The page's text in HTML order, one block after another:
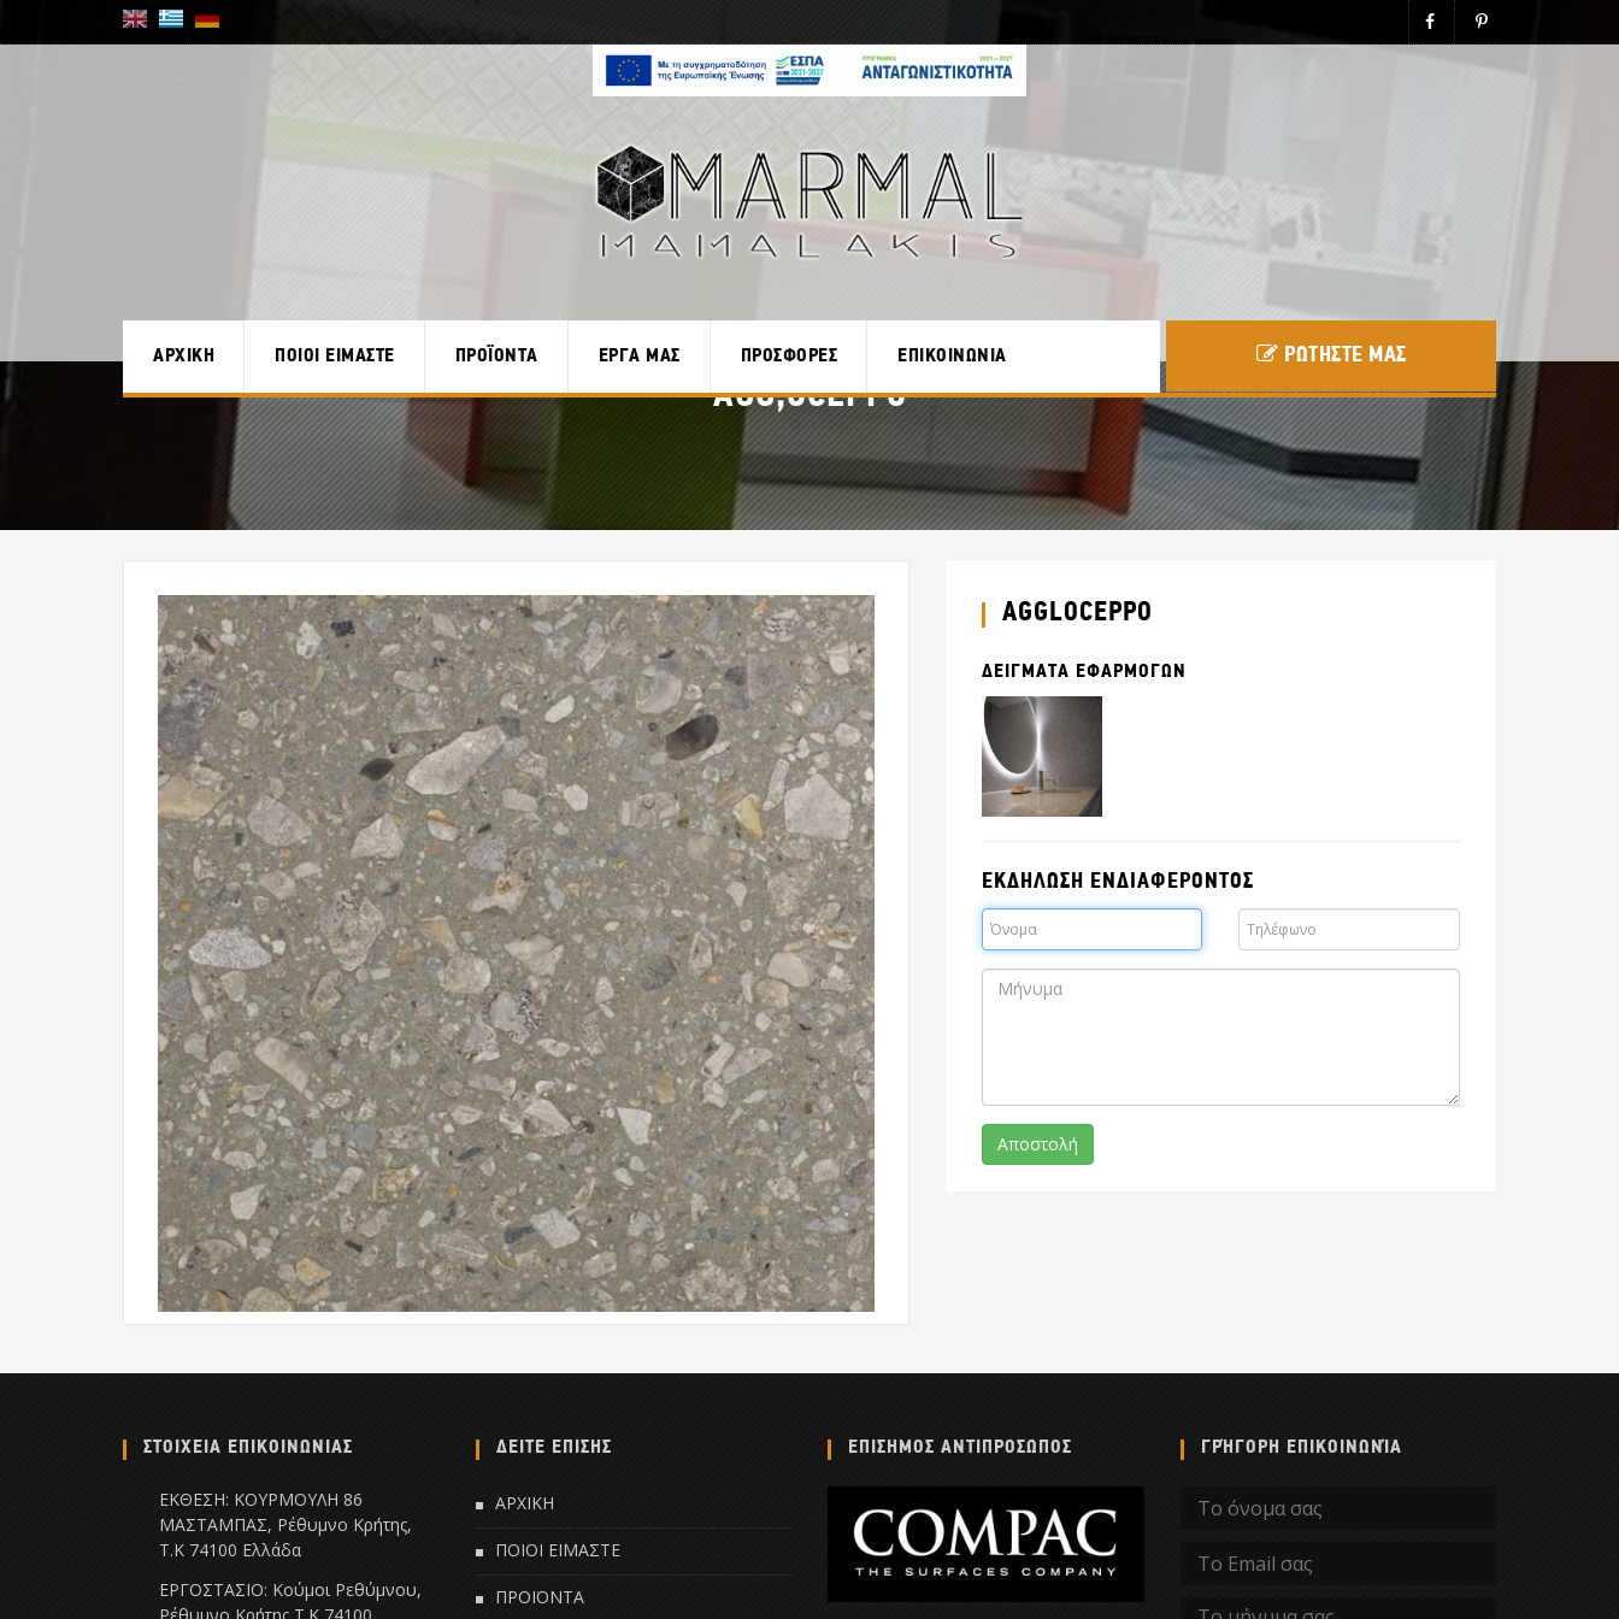
ΑΡΧΙΚΗ ΠΟΙΟΙ ΕΙΜΑΣΤΕ ΠΡΟΪΟΝΤΑ ΕΡΓΑ ΜΑΣ ΠΡΟΣΦΟΡΕΣ ΕΠΙΚΟΙΝΩΝΙΑ ΡΩΤΗΣΤΕ ΜΑΣ
AGG;OCEPPO
AGGLOCEPPO
ΔΕΙΓΜΑΤΑ ΕΦΑΡΜΟΓΩΝ
ΕΚΔΗΛΩΣΗ ΕΝΔΙΑΦΕΡΟΝΤΟΣ
ΣΤΟΙΧΕΙΑ ΕΠΙΚΟΙΝΩΝΙΑΣ
ΕΚΘΕΣΗ: ΚΟΥΡΜΟΥΛΗ 86
ΜΑΣΤΑΜΠΑΣ, Ρέθυμνο Κρήτης,
Τ.Κ 74100 Ελλάδα
ΕΡΓΟΣΤΑΣΙΟ: Κούμοι Ρεθύμνου,
Ρέθυμνο Κρήτης Τ.Κ 74100,
ΔΕΙΤΕ ΕΠΙΣΗΣ
ΑΡΧΙΚΗ
ΠΟΙΟΙ ΕΙΜΑΣΤΕ
ΠΡΟΪΟΝΤΑ
ΕΠΙΣΗΜΟΣ ΑΝΤΙΠΡΟΣΩΠΟΣ ΓΡΉΓΟΡΗ ΕΠΙΚΟΙΝΩΝΊΑ